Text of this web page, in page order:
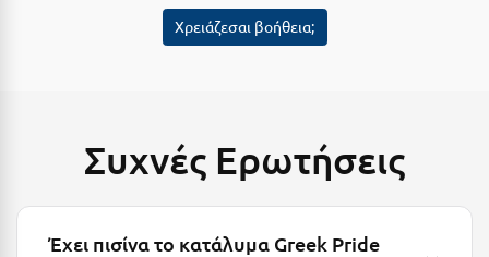
Χρειάζεσαι βοήθεια;
Συχνές Ερωτήσεις
Έχει πισίνα το κατάλυμα Greek Pride